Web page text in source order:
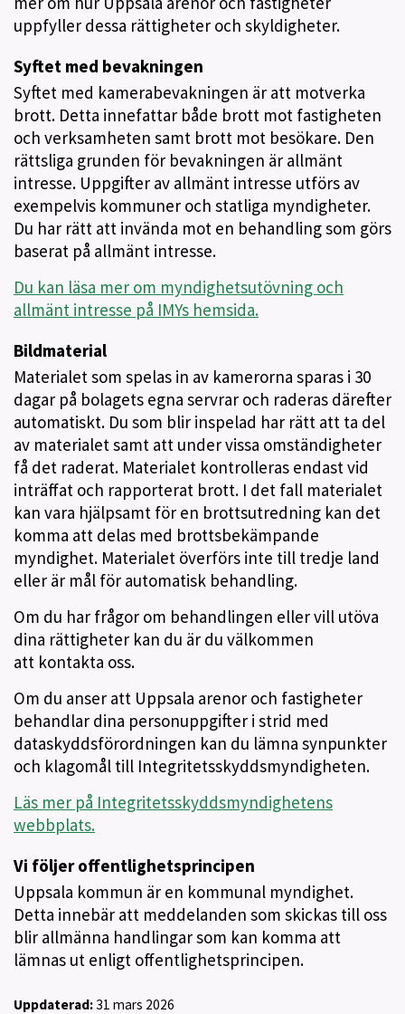
uppfyller dessa rättigheter och skyldigheter.
Syftet med bevakningen
Syftet med kamerabevakningen är att motverka
brott. Detta innefattar både brott mot fastigheten
och verksamheten samt brott mot besökare. Den
rättsliga grunden för bevakningen är allmänt
intresse. Uppgifter av allmänt intresse utförs av
exempelvis kommuner och statliga myndigheter.
Du har rätt att invända mot en behandling som görs
baserat på allmänt intresse.
Du kan läsa mer om myndighetsutövning och
allmänt intresse på IMYs hemsida.
Bildmaterial
Materialet som spelas in av kamerorna sparas i 30
dagar på bolagets egna servrar och raderas därefter
automatiskt. Du som blir inspelad har rätt att ta del
av materialet samt att under vissa omständigheter
få det raderat. Materialet kontrolleras endast vid
inträffat och rapporterat brott. I det fall materialet
kan vara hjälpsamt för en brottsutredning kan det
komma att delas med brottsbekämpande
myndighet. Materialet överförs inte till tredje land
eller är mål för automatisk behandling.
Om du har frågor om behandlingen eller vill utöva
dina rättigheter kan du är du välkommen
att kontakta oss.
Om du anser att Uppsala arenor och fastigheter
behandlar dina personuppgifter i strid med
dataskyddsförordningen kan du lämna synpunkter
och klagomål till Integritetsskyddsmyndigheten.
Läs mer på Integritetsskyddsmyndighetens
webbplats.
Vi följer offentlighetsprincipen
Uppsala kommun är en kommunal myndighet.
Detta innebär att meddelanden som skickas till oss
blir allmänna handlingar som kan komma att
lämnas ut enligt offentlighetsprincipen.
Uppdaterad: 31 mars 2026